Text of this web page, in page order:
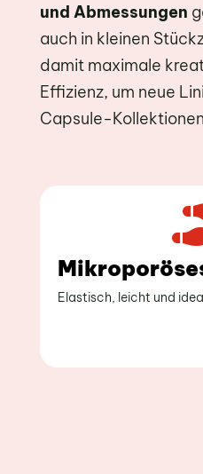
und Abmessungen
auch in kleinen
damit maximale
Effizienz, um neue
Capsule-
Elastisch, leicht und